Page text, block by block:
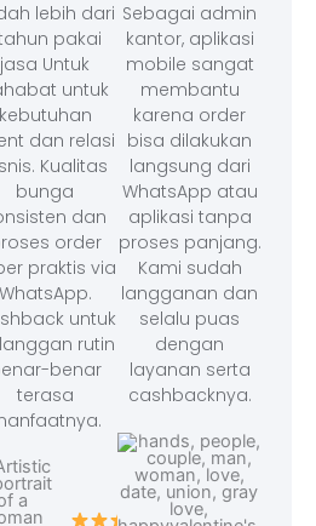
lebih dari
pakai
jasa Untuk
untuk
kebutuhan
dan relasi
Kualitas
bunga
dan
order
praktis via
WhatsApp.
untuk
rutin
benar
terasa
Sebagai admin
kantor, aplikasi
mobile sangat
membantu
karena order
bisa dilakukan
langsung dari
WhatsApp atau
aplikasi tanpa
proses panjang.
Kami sudah
langganan dan
selalu puas
dengan
layanan serta
cashbacknya.